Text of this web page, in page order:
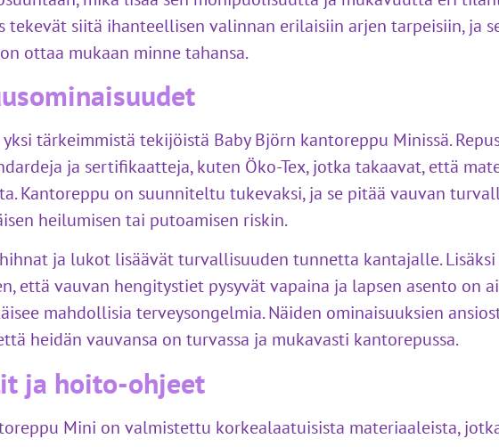
tekevät siitä ihanteellisen valinnan erilaisiin arjen tarpeisiin, ja
ottaa mukaan minne tahansa.
tärkeimmistä tekijöistä Baby Björn kantoreppu Minissä.
ja sertifikaatteja, kuten Öko-Tex, jotka takaavat, että
Kantoreppu on suunniteltu tukevaksi, ja se pitää vauvan
heilumisen tai putoamisen riskin.
ja lukot lisäävät turvallisuuden tunnetta kantajalle.
että vauvan hengitystiet pysyvät vapaina ja lapsen asento on
mahdollisia terveysongelmia. Näiden ominaisuuksien
heidän vauvansa on turvassa ja mukavasti kantorepussa.
ja hoito-ohjeet
Mini on valmistettu korkealaatuisista materiaaleista,